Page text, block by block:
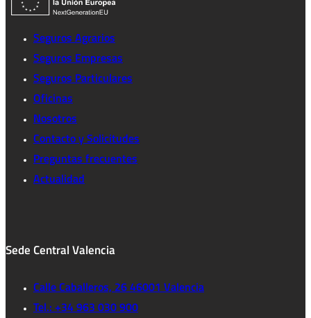
Seguros Agrarios
Seguros Empresas
Seguros Particulares
Oficinas
Nosotros
Contacto y Solicitudes
Preguntas frecuentes
Actualidad
Sede Central Valencia
Calle Caballeros, 26 46001 Valencia
Tel.: +34 963 030 900